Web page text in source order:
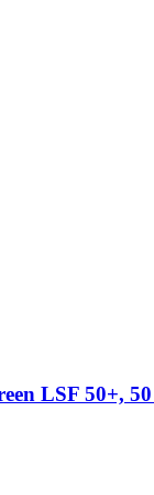
LSF 50+,